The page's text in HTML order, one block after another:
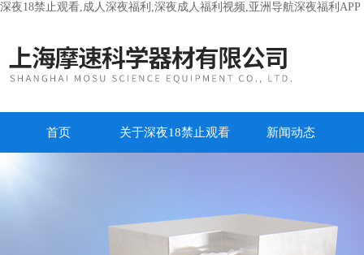
深夜18禁止观看,成人深夜福利,深夜成人福利视频,亚洲导航深夜福利APP
首页 关于深夜18禁止观看 新闻动态